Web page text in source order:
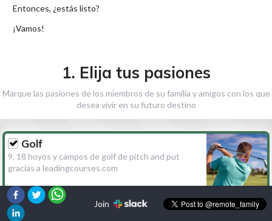
Entonces, ¿estás listo?
¡Vamos!
1. Elija tus pasiones
Marque las pasiones de los miembros de su familia y amigos con los que
desea vivir en su futuro destino
Golf
9, 18 hoyos y campos de golf de pitch and put
gracias a leadingcourses.com
Senderismo
Join